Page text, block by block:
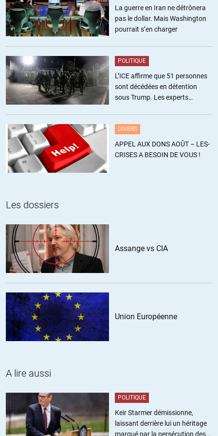
moi, cette « semaine terrible » est aussi le résultat des
orientations de l’actuel président français, tant en matière de
sécurité intérieure qu’en politique extérieure. Je n’oublie pas qu’il
fut un ardent partisan de l’intervention en Syrie, et que, pendant
ce temps, alors qu’il s’est évertué à « casser systématiquement
» les mesures de « Sarkozy *» en France (*que je n’approuve pas
d’ailleurs), il a choisi de ne rien faire sur le plan « extérieur » pour
affaiblir « l’œuvre lybienne » de ce dernier. Il a, par ailleurs,
poursuivi l’intégration « otanienne » de la France. Pareillelement,
il s’est montré légitimement ému, par cette « semaine terrible »
mais l’été dernier il n’a en rien fait pour dire la voix de la France
pour faire cesser les combats en Ukraine de l’Est et pour
réclamer, sans compromis et sans arrière pensée, toute la vérité
sur l’attentat contre le MH 17. Et si sur ce plan, on se place dans
une honnêteté neutre, il a autant serré la main du président
Porochenko que celle de M. Lavrov. Or, l’un des deux, par leurs
vente de Kalachnikovs de l’ex-Yougoslavie. Devant tout cela je
leurs médias de propagande et décident unanimement et
pacifiquement , je dis bien pacifiquement, un nouveau « tour
d’élections démocratiques » qui mettra fin à toutes les
manipulations possibles et invitera dans le calme leur président
et son équipe à prendre la sortie, pour éviter que le « tunnel du
déclin » ne débouche sur des brumes noires ou des précipices.
+9
languedoc 30//13.01.2015 à 19h48
+5 et Valls 41% soit +7.
il risque d’exploiter le filon jusqu’au bout.
Il pourrait par exemple, faire du mois de février, un mois de
deuil, continuer par un trimestre de recueillement, un semestre
consacré au souvenir et, en 2016 réunir le bazar international,
pour commémorer le 1er anniversaire du massacre …etc, etc,
La guerre en Iran ne détrônera
pas le dollar. Mais Washington
pourrait s’en charger
POLITIQUE
L’ICE affirme que 51 personnes
sont décédées en détention
sous Trump. Les experts
DIVERS
APPEL AUX DONS AOÛT – LES-
CRISES A BESOIN DE VOUS !
Les dossiers
Assange vs CIA
Union Européenne
A lire aussi
POLITIQUE
Keir Starmer démissionne,
laissant derrière lui un héritage
marqué par la persécution des